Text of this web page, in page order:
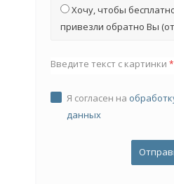
Хочу, чтобы
привезли обратно Вы
Введите текст с картинки *
Я согласен на
данных